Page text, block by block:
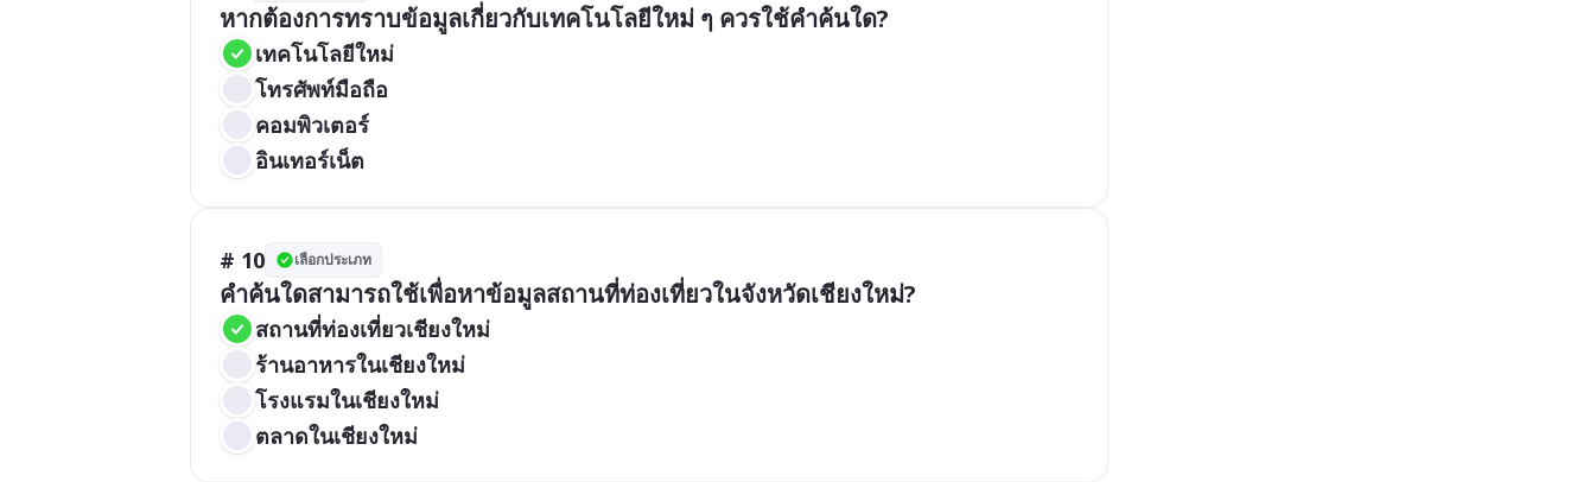
หากต้องการทราบข้อมูลเกี่ยวกับเทคโนโลยีใหม่ ๆ ควรใช้คำค้นใด?
เทคโนโลยีใหม่
โทรศัพท์มือถือ
คอมพิวเตอร์
อินเทอร์เน็ต
# 10 เลือกประเภท
คำค้นใดสามารถใช้เพื่อหาข้อมูลสถานที่ท่องเที่ยวในจังหวัดเชียงใหม่?
สถานที่ท่องเที่ยวเชียงใหม่
ร้านอาหารในเชียงใหม่
โรงแรมในเชียงใหม่
ตลาดในเชียงใหม่